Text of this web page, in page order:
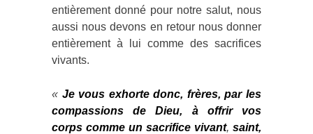
entièrement donné pour notre salut, nous
aussi nous devons en retour nous donner
entièrement à lui comme des sacrifices
vivants.
« Je vous exhorte donc, frères, par les
compassions de Dieu, à offrir vos
corps comme un sacrifice vivant, saint,